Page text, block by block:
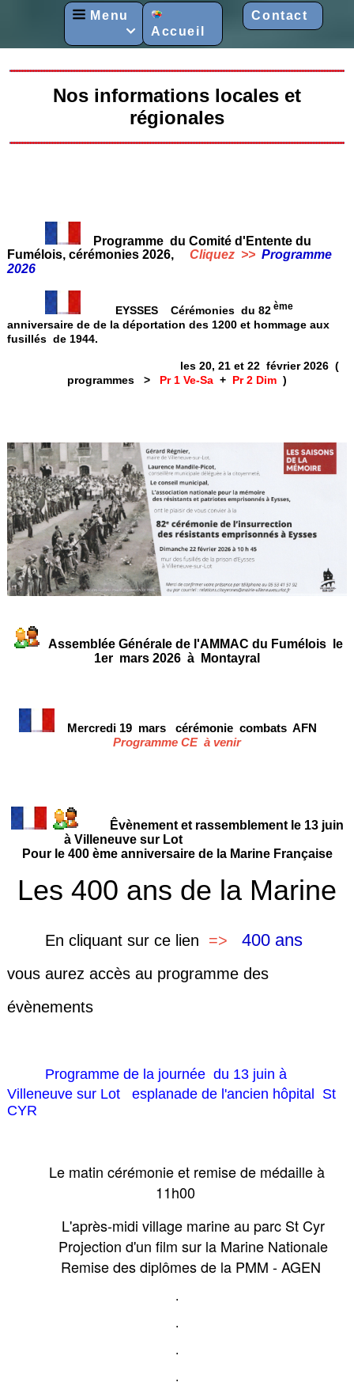
Menu
 Accueil
Contact
Nos informations locales et
régionales
Programme du Comité d'Entente du
Fumélois, cérémonies 2026,
Cliquez >> Programme
2026
EYSSES Cérémonies du 82 ème
anniversaire de de la déportation des 1200 et hommage aux
fusillés de 1944.
les 20, 21 et 22 février 2026 (
programmes > Pr 1 Ve-Sa + Pr 2 Dim )
Assemblée Générale de l'AMMAC du Fumélois le
1er mars 2026 à Montayral
Mercredi 19 mars cérémonie combats AFN
Programme CE à venir
Êvènement et rassemblement le 13 juin
à Villeneuve sur Lot
Pour le 400 ème anniversaire de la Marine Française
Les 400 ans de la Marine
En cliquant surce lien => 400 ans
vous aurez accès au programme des
évènements
Programme de la journée du 13 juin à
Villeneuve sur Lot esplanade de l'ancien hôpital St
CYR
Le matin cérémonie et remise de médaille à
11h00
L'après-midi village marine au parc St Cyr
Projection d'un film sur la Marine Nationale
Remise des diplômes de la PMM - AGEN
.
.
.
.